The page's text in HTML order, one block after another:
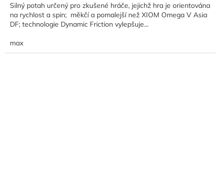
Silný potah určený pro zkušené hráče, jejichž hra je orientována
na rychlost a spin; měkčí a pomalejší než XIOM Omega V Asia
DF; technologie Dynamic Friction vylepšuje...
max